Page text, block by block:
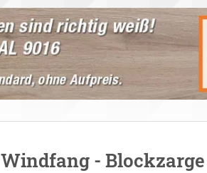
Windfang - Blockzarge